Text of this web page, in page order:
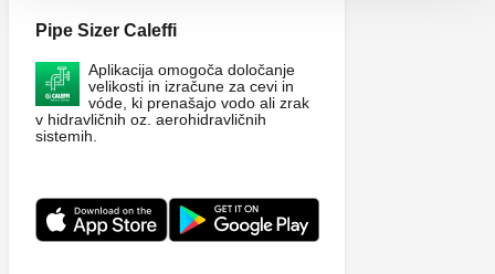
Pipe Sizer Caleffi
Aplikacija omogoča določanje
velikosti in izračune za cevi in
vóde, ki prenašajo vodo ali zrak
v hidravličnih oz. aerohidravličnih
sistemih.